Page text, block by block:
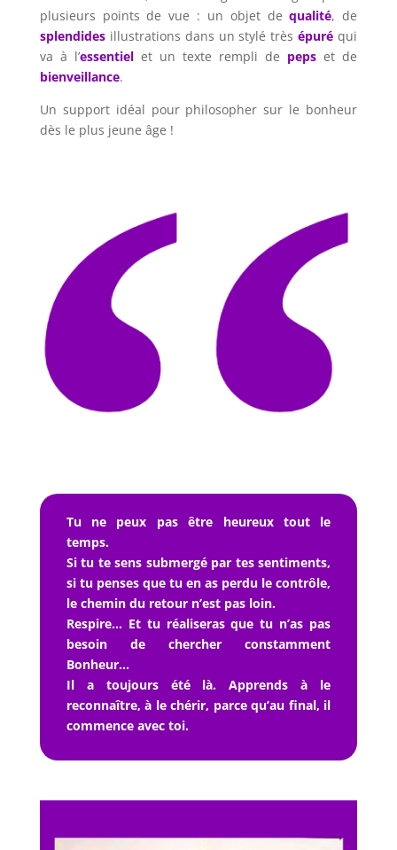
plusieurs points de vue : un objet dequalité, de
splendidesillustrations dans un stylé trèsépuréqui
va à l’essentiel et un texte rempli de pepset de
bienveillance.
Un support idéal pour philosopher sur le bonheur
dès le plus jeune âge !
Tu ne peux pas être heureux tout le
temps.
Si tu te sens submergé par tes sentiments,
si tu penses que tu en as perdu le contrôle,
le chemin du retour n’est pas loin.
Respire… Et tu réaliseras que tu n’as pas
besoin de chercher constamment
Bonheur…
Il a toujours été là. Apprends à le
reconnaître, à le chérir, parce qu’au final, il
commence avec toi.